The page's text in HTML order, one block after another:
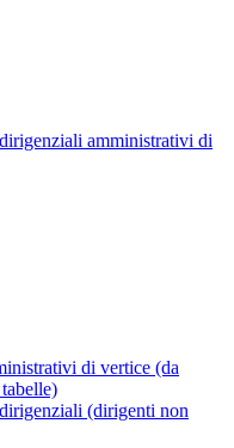
amministrativi di
di vertice (da
(dirigenti non